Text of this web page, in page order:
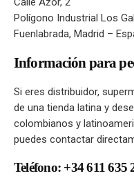
Polígono Industrial Los
Fuenlabrada, Madrid –
Información para
Si eres distribuidor,
de una tienda latina y
colombianos y
puedes contactar
Teléfono: +34 611 635